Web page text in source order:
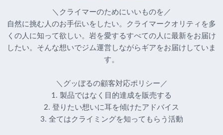
＼クライマーのためにいいものを／
自然に挑む人のお手伝いをしたい。クライマークオリティを多
くの人に知って欲しい。岩を愛するすべての人に最新をお届け
したい。そんな想いでジム運営しながらギアをお届けしていま
す。
＼グッぼるの顧客対応ポリシー／
1. 製品ではなく目的達成を販売する
2. 登りたい想いに耳を傾けたアドバイス
3. 全てはクライミングを知ってもらう活動